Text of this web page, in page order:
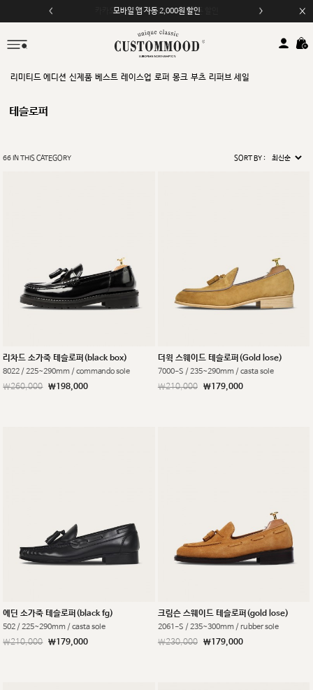
모바일 앱 자동 2,000원 할인
리미티드 에디션 신제품 베스트 레이스업 로퍼 몽크 부츠 리퍼브 세일
테슬로퍼
SORT BY :
66IN THIS CATEGORY
리차드 소가죽 테슬로퍼(black box)
8022 / 225~290mm / commando sole
￦260,000 ￦198,000
더윅 스웨이드 테슬로퍼(Gold lose)
7000-S / 235~290mm / casta sole
￦210,000 ￦179,000
에딘 소가죽 테슬로퍼(black fg)
502 / 225~290mm / casta sole
￦210,000 ￦179,000
크림슨 스웨이드 테슬로퍼(gold lose)
2061-S / 235~300mm / rubber sole
￦230,000 ￦179,000